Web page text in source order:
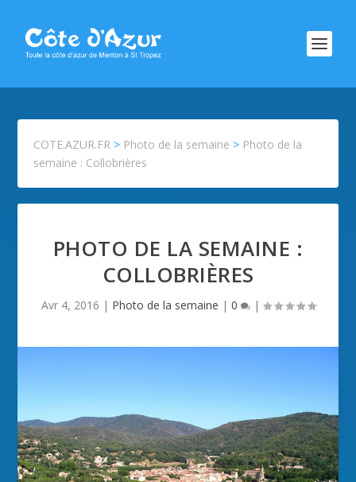
COTE.AZUR.FR > Photo de la semaine > Photo de la
semaine : Collobrières
PHOTO DE LA SEMAINE :
COLLOBRIÈRES
Avr 4, 2016 | Photo de la semaine | 0 |